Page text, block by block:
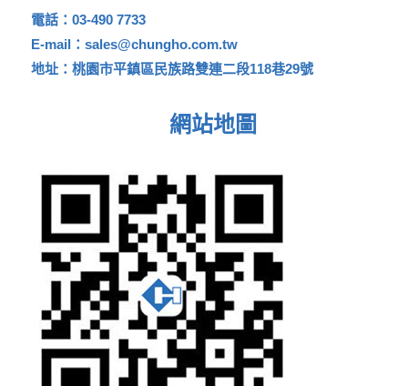
電話：03-490 7733
E-mail：sales@chungho.com.tw
地址：桃園市平鎮區民族路雙連二段118巷29號
網站地圖